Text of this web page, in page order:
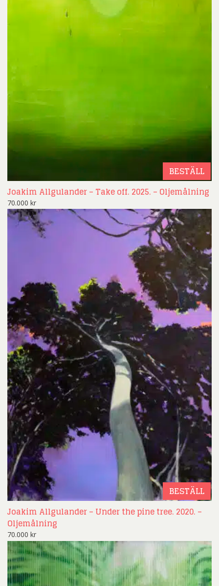
BESTÄLL
Joakim Allgulander – Take off. 2025. – Oljemålning
70.000 kr
BESTÄLL
Joakim Allgulander – Under the pine tree. 2020. –
Oljemålning
70.000 kr